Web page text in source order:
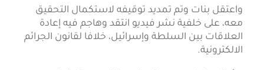
واعتقل بنات وتم تمديد توقيفه لاستكمال التحقيق
معه، على خلفية نشر فيديو انتقد وهاجم فيه إعادة
العلاقات بين السلطة وإسرائيل، خلافا لقانون الجرائم
الالكترونية.